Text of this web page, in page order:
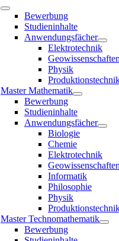
Bewerbung
Studieninhalte
Anwendungsfächer
Elektrotechnik
Physik
Master Mathematik
Bewerbung
Studieninhalte
Anwendungsfächer
Biologie
Chemie
Elektrotechnik
Informatik
Philosophie
Physik
Master Technomathematik
Bewerbung